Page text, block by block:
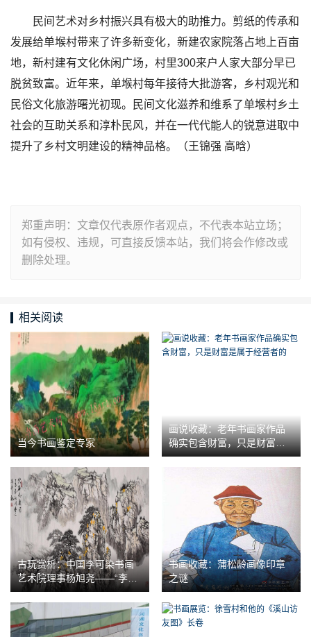
民间艺术对乡村振兴具有极大的助推力。剪纸的传承和
发展给单堠村带来了许多新变化，新建农家院落占地上百亩
地，新村建有文化休闲广场，村里300来户人家大部分早已
脱贫致富。近年来，单堠村每年接待大批游客，乡村观光和
民俗文化旅游曙光初现。民间文化滋养和维系了单堠村乡土
社会的互助关系和淳朴民风，并在一代代能人的锐意进取中
提升了乡村文明建设的精神品格。（王锦强 高晗）
郑重声明：文章仅代表原作者观点，不代表本站立场；
如有侵权、违规，可直接反馈本站，我们将会作修改或
删除处理。
相关阅读
当今书画鉴定专家
画说收藏：老年书画家作品
确实包含财富，只是财富是
属于经营者的
古玩赏析：中国李可染书画
艺术院理事杨旭尧——“李家
山水”经典传承
书画收藏：蒲松龄画像印章
之谜